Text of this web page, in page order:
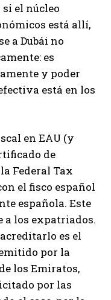
el núcleo
está allí,
a Dubái no
es
y poder
está en los
en EAU (y
de
Federal Tax
el fisco español
española. Este
a los expatriados.
es el
por la
los Emiratos,
por las